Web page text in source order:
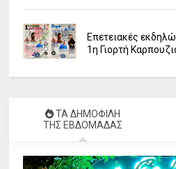
Επετειακές
1η Γιορτή
ΤΑ ΔΗΜΟΦΙΛΗ
ΤΗΣ ΕΒΔΟΜΑΔΑΣ